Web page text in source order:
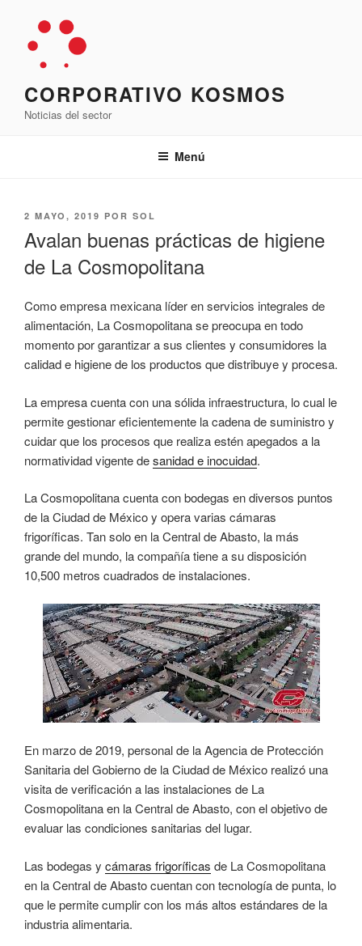
contenido
CORPORATIVO KOSMOS
Noticias del sector
Menú
PUBLICADO
2 MAYO, 2019 POR SOL
Avalan buenas prácticas de higiene
de La Cosmopolitana
Como empresa mexicana líder en servicios integrales de
alimentación, La Cosmopolitana se preocupa en todo
momento por garantizar a sus clientes y consumidores la
calidad e higiene de los productos que distribuye y procesa.
La empresa cuenta con una sólida infraestructura, lo cual le
permite gestionar eficientemente la cadena de suministro y
cuidar que los procesos que realiza estén apegados a la
normatividad vigente desanidad e inocuidad.
La Cosmopolitana cuenta con bodegas en diversos puntos
de la Ciudad de México y opera varias cámaras
frigoríficas. Tan solo en la Central de Abasto, la más
grande del mundo, la compañía tiene a su disposición
10,500 metros cuadrados de instalaciones.
En marzo de 2019, personal de la Agencia de Protección
Sanitaria del Gobierno de la Ciudad de México realizó una
visita de verificación a las instalaciones de La
Cosmopolitana en la Central de Abasto, con el objetivo de
evaluar las condiciones sanitarias del lugar.
Las bodegas y cámaras frigoríficas de La Cosmopolitana
en la Central de Abasto cuentan con tecnología de punta, lo
que le permite cumplir con los más altos estándares de la
industria alimentaria.